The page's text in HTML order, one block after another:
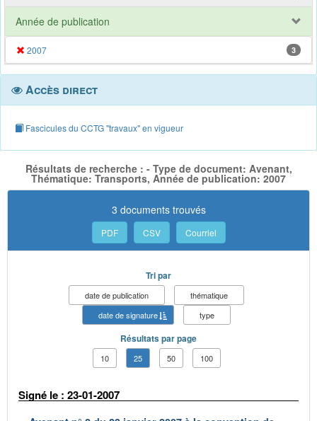
Année de publication
2007 3
Accès direct
Fascicules du CCTG "travaux" en vigueur
Résultats de recherche : - Type de document: Avenant,
Thématique: Transports, Année de publication: 2007
3 documents trouvés
PDF CSV Courriel
Tri par
date de publication
thématique
date de signature
type
Résultats par page
10 25 50 100
Signé le : 23-01-2007